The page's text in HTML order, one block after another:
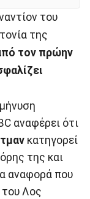
του
της
τον πρώην
αναφέρει ότι
κατηγορεί
της και
αναφορά που
του Λος